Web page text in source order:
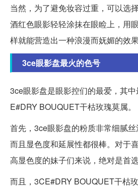
当然，为了避免妆容过重，可以选
酒红色眼影轻轻涂抹在眼睑上，用
样就能营造出一种浪漫而妩媚的效果
3ce眼影盘最火的色号
3ce眼影盘是眼影控们的最爱，其
E#DRY BOUQUET干枯玫瑰莫属。
首先，3ce眼影盘的粉质非常细腻丝
而且显色度和延展性都很棒。对于
高显色度的妹子们来说，绝对是首选
而且，3CE#DRY BOUQUET干枯